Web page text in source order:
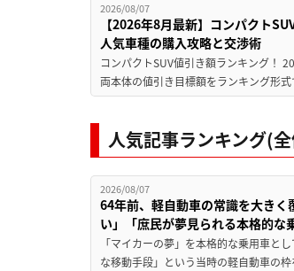
2026/08/07
【2026年8月最新】コンパクト
人気車種の購入攻略と交渉術
コンパクトSUV値引き額ランキング！
両本体の値引き目標額をランキング形
人気記事ランキング(
2026/08/07
64年前、軽自動車の常識を大き
い」「庶民が夢見られる本格的な
「マイカーの夢」を本格的な乗用車と
な移動手段」という当時の軽自動車の